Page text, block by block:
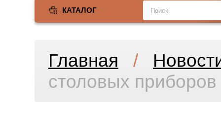
КАТАЛОГ
Главная /
столовых